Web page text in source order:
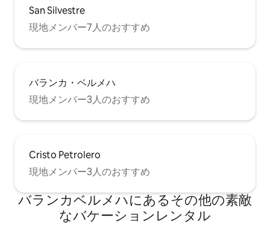
San Silvestre
現地メンバー7人のおすすめ
バランカ・ベルメハ
現地メンバー3人のおすすめ
Cristo Petrolero
現地メンバー3人のおすすめ
バランカベルメハにあるその他の素敵
なバケーションレンタル